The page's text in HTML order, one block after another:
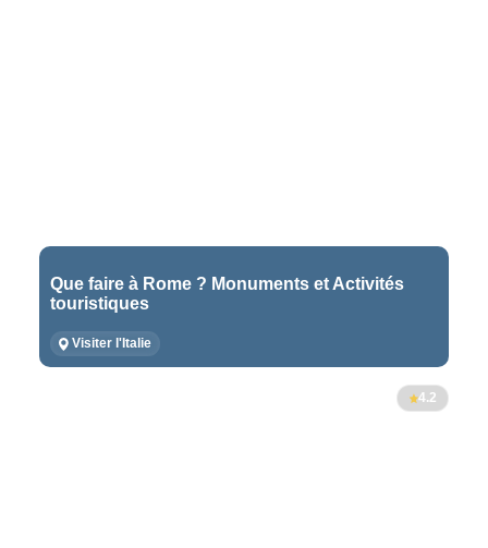
Que faire à Rome ? Monuments et Activités
touristiques
Visiter l'Italie
4.2